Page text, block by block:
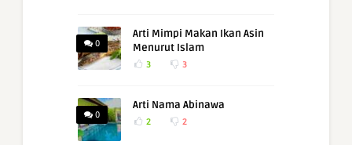
0
Arti Mimpi Makan Ikan Asin
Menurut Islam
3 3
0
Arti Nama Abinawa
2 2